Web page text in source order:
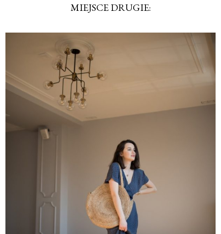
MIEJSCE DRUGIE: